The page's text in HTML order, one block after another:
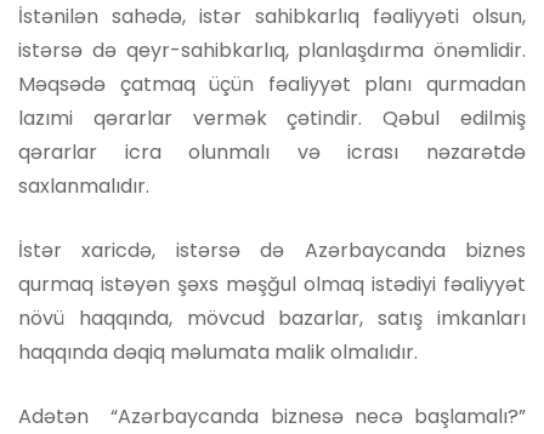
İstənilən sahədə, istər sahibkarlıq fəaliyyəti olsun,
istərsə də qeyr-sahibkarlıq, planlaşdırma önəmlidir.
Məqsədə çatmaq üçün fəaliyyət planı qurmadan
lazımi qərarlar vermək çətindir. Qəbul edilmiş
qərarlar icra olunmalı və icrası nəzarətdə
saxlanmalıdır.
İstər xaricdə, istərsə də Azərbaycanda biznes
qurmaq istəyən şəxs məşğul olmaq istədiyi fəaliyyət
növü haqqında, mövcud bazarlar, satış imkanları
haqqında dəqiq məlumata malik olmalıdır.
Adətən “Azərbaycanda biznesə necə başlamalı?”